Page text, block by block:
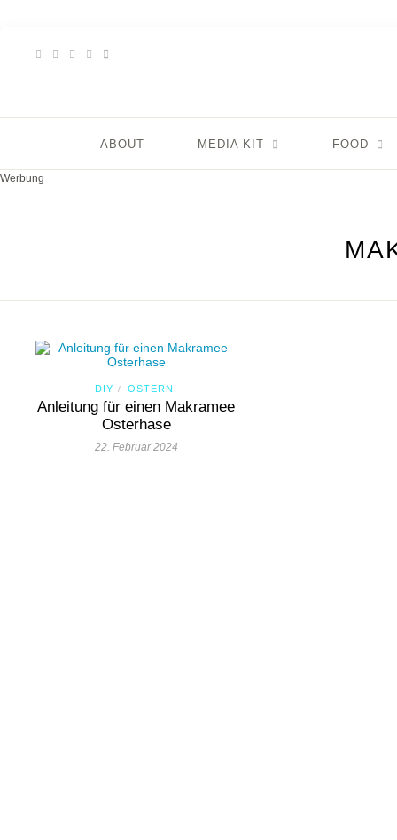
ABOUT MEDIA KIT FOOD
Werbung
DIY / OSTERN
Anleitung für einen Makramee
Osterhase
22. Februar 2024